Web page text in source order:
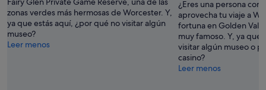
ago
-
9
ago
semana,
14
ago
zonas verdes más hermosas de Worcester. Y,
ya que estás aquí, ¿por qué no visitar algún
museo?
Leer menos
¿Eres una persona con
aprovecha tu viaje a
fortuna en Golden
muy famoso. Y, ya que
visitar algún museo o
casino?
Leer menos